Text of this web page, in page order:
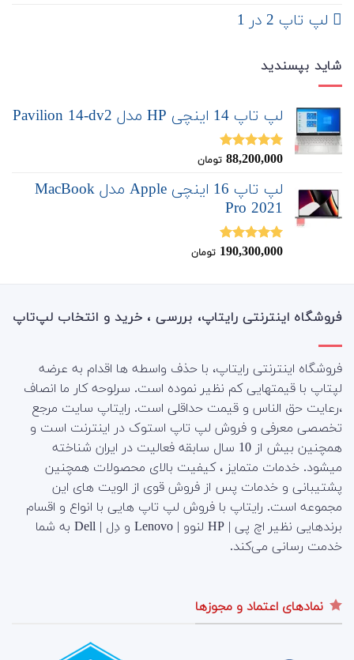
لپ تاپ 2 در 1
شاید بپسندید
لپ تاپ 14 اینچی HP مدل Pavilion 14-dv2
نمره5.00
88,200,000 تومان
لپ تاپ 16 اینچی Apple مدل MacBook
Pro 2021
نمره5.00
190,300,000 تومان
فروشگاه اینترنتی رایتاپ، بررسی ، خرید و انتخاب لپ‌تاپ
فروشگاه اینترنتی رایتاپ، با حذف واسطه ها اقدام به عرضه
لپتاپ با قیمتهایی کم نظیر نموده است. سرلوحه کار ما انصاف
،رعایت حق الناس و قیمت حداقلی است. رایتاپ سایت مرجع
تخصصی معرفی و فروش لپ تاپ استوک در اینترنت است و
همچنین بیش از 10 سال سابقه فعالیت در ایران شناخته
میشود. خدمات متمایز ، کیفیت بالای محصولات همچنین
پشتیبانی و خدمات پس از فروش قوی از الویت های این
مجموعه است. رایتاپ با فروش لپ تاپ هایی با انواع و اقسام
برندهایی نظیر اچ پی | HP لنوو | Lenovo و دِل | Dell به شما
خدمت رسانی می‌کند.
نمادهای اعتماد و مجوزها